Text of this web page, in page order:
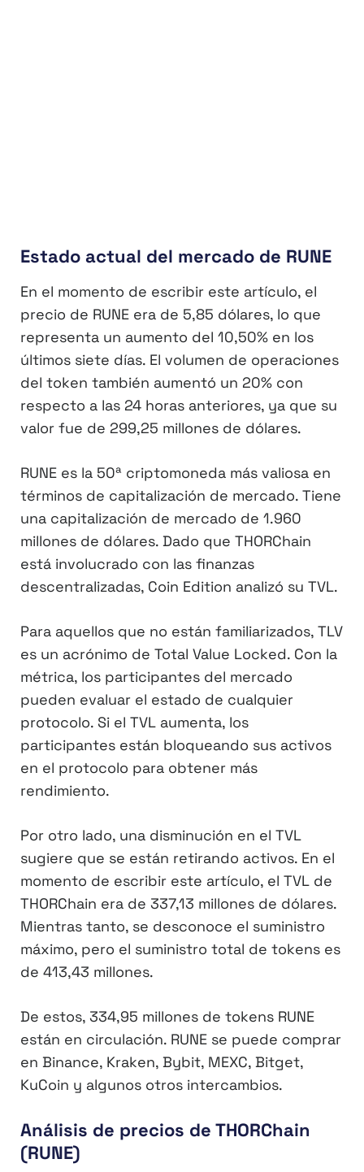
Estado actual del mercado de RUNE
En el momento de escribir este artículo, el
precio de RUNE era de 5,85 dólares, lo que
representa un aumento del 10,50% en los
últimos siete días. El volumen de operaciones
del token también aumentó un 20% con
respecto a las 24 horas anteriores, ya que su
valor fue de 299,25 millones de dólares.
RUNE es la 50ª criptomoneda más valiosa en
términos de capitalización de mercado. Tiene
una capitalización de mercado de 1.960
millones de dólares. Dado que THORChain
está involucrado con las finanzas
descentralizadas, Coin Edition analizó su TVL.
Para aquellos que no están familiarizados, TLV
es un acrónimo de Total Value Locked. Con la
métrica, los participantes del mercado
pueden evaluar el estado de cualquier
protocolo. Si el TVL aumenta, los
participantes están bloqueando sus activos
en el protocolo para obtener más
rendimiento.
Por otro lado, una disminución en el TVL
sugiere que se están retirando activos. En el
momento de escribir este artículo, el TVL de
THORChain era de 337,13 millones de dólares.
Mientras tanto, se desconoce el suministro
máximo, pero el suministro total de tokens es
de 413,43 millones.
De estos, 334,95 millones de tokens RUNE
están en circulación. RUNE se puede comprar
en Binance, Kraken, Bybit, MEXC, Bitget,
KuCoin y algunos otros intercambios.
Análisis de precios de THORChain
(RUNE)